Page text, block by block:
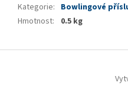
Kategorie: Bowlingové
Hmotnost: 0.5 kg